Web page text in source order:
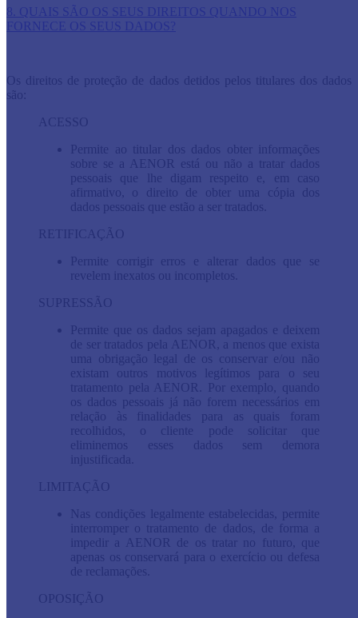
8. QUAIS SÃO OS SEUS DIREITOS QUANDO NOS
FORNECE OS SEUS DADOS?
Os direitos de proteção de dados detidos pelos titulares dos dados
são:
ACESSO
Permite ao titular dos dados obter informações
sobre se a AENOR está ou não a tratar dados
pessoais que lhe digam respeito e, em caso
afirmativo, o direito de obter uma cópia dos
dados pessoais que estão a ser tratados.
RETIFICAÇÃO
Permite corrigir erros e alterar dados que se
revelem inexatos ou incompletos.
SUPRESSÃO
Permite que os dados sejam apagados e deixem
de ser tratados pela AENOR, a menos que exista
uma obrigação legal de os conservar e/ou não
existam outros motivos legítimos para o seu
tratamento pela AENOR. Por exemplo, quando
os dados pessoais já não forem necessários em
relação às finalidades para as quais foram
recolhidos, o cliente pode solicitar que
eliminemos esses dados sem demora
injustificada.
LIMITAÇÃO
Nas condições legalmente estabelecidas, permite
interromper o tratamento de dados, de forma a
impedir a AENOR de os tratar no futuro, que
apenas os conservará para o exercício ou defesa
de reclamações.
OPOSIÇÃO